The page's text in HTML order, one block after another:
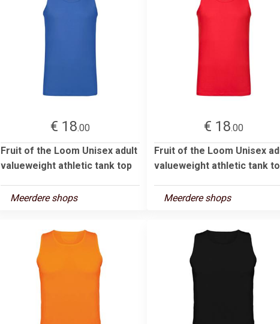
€ 18.00
Fruit of the Loom Unisex adult
valueweight athletic tank top
Meerdere shops
€ 18.00
Fruit of the Loom Unisex
valueweight athletic tank
Meerdere shops